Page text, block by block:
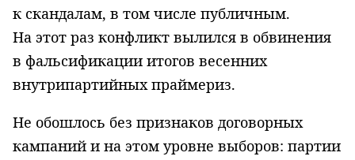
к скандалам, в том числе публичным.
На этот раз конфликт вылился в обвинения
в фальсификации итогов весенних
внутрипартийных праймериз.
Не обошлось без признаков договорных
кампаний и на этом уровне выборов: партии